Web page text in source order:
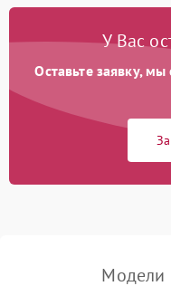
Постоянные сбои в
У Вас
Оставьте заявку,
Модели